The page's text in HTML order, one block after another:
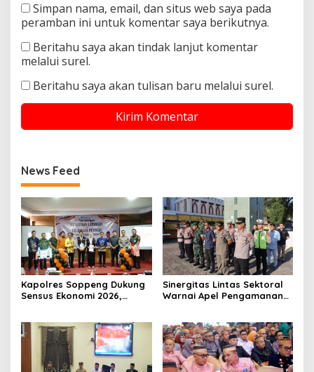
Simpan nama, email, dan situs web saya pada
peramban ini untuk komentar saya berikutnya.
Beritahu saya akan tindak lanjut komentar
melalui surel.
Beritahu saya akan tulisan baru melalui surel.
News Feed
Kapolres Soppeng Dukung
Sensus Ekonomi 2026,
Pembangunan Daerah
Sinergitas Lintas Sektoral
Warnai Apel Pengamanan